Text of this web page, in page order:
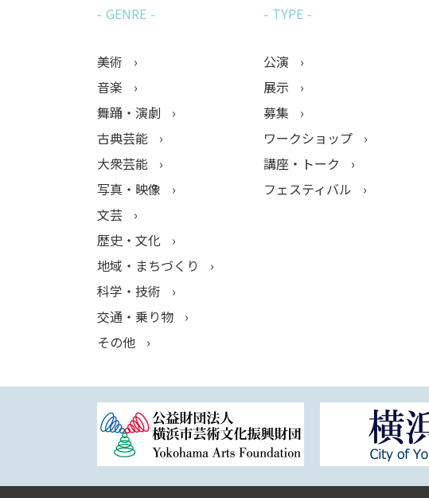
GENRE
美術
音楽
舞踊・演劇
古典芸能
大衆芸能
写真・映像
文芸
歴史・文化
地域・まちづくり
科学・技術
交通・乗り物
その他
TYPE
公演
展示
募集
ワークショップ
講座・トーク
フェスティバル